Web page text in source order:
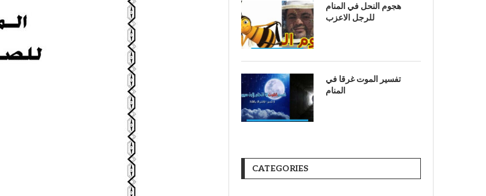
هجوم النحل في المنام
للرجل الاعزب
تفسير الموت غرقا في
المنام
CATEGORIES